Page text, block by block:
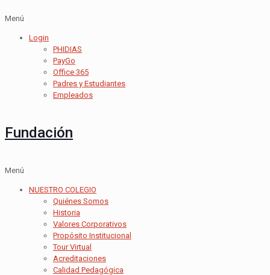
Menú
Login
PHIDIAS
PayGo
Office 365
Padres y Estudiantes
Empleados
Fundación
Menú
NUESTRO COLEGIO
Quiénes Somos
Historia
Valores Corporativos
Propósito Institucional
Tour Virtual
Acreditaciones
Calidad Pedagógica